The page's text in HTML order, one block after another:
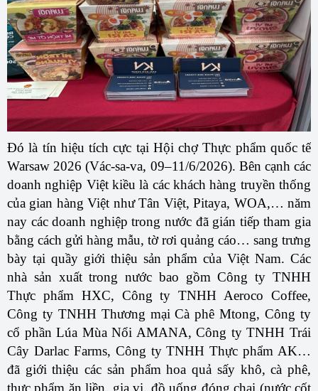
Đó là tín hiệu tích cực tại Hội chợ Thực phẩmquốc tế
Warsaw 2026 (Vác-sa-va, 09–11/6/2026). Bên cạnh các
doanh nghiệp Việt kiều là các khách hàng truyền thống
của gian hàng Việt như Tân Việt, Pitaya, WOA,… năm
nay các doanh nghiệptrong nước đãgián tiếp tham gia
bằng cách gửi hàng mẫu, tờ rơi quảng cáo… sang trưng
bày tại quầy giới thiệu sản phẩm của Việt Nam. Các
nhà sản xuất trong nước bao gồmCông ty TNHH
Thực phẩm HXC, Công ty TNHH Aeroco Coffee,
Công ty TNHH Thương mại Cà phê Mtong, Công ty
cổ phần Lúa Mùa Nổi AMANA, Công ty TNHH Trái
Cây Darlac Farms, Công ty TNHH Thực phẩm AK…
đã giới thiệu các sản phẩmhoa quả sấy khô, cà phê,
thực phẩm ăn liền, giavị, đồ uống đóng chai (nước cốt